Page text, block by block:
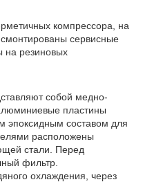
компрессора, на
сервисные
на резиновых
собой медно-
пластины
эпоксидным составом для
расположены
стали. Перед
фильтр.
охлаждения, через